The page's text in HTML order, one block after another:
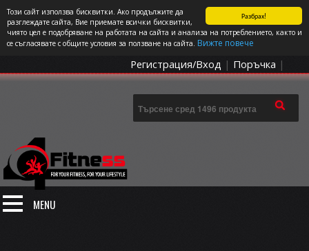
Разбрах!
Този сайт използва бисквитки. Ако продължите да
разглеждате сайта, Вие приемате всички бисквитки,
чиято цел е подобряване на работата на сайта и анализа на потреблението, както и
се съгласявате с общите условия за ползване на сайта. Вижте повече
СПОРТЪТ И ДОБАВКИТЕ КАТО НАЧИН НА ЖИВОТ
0 артикула Цена: 0.00€
Регистрация/Вход | Поръчка |
MENU